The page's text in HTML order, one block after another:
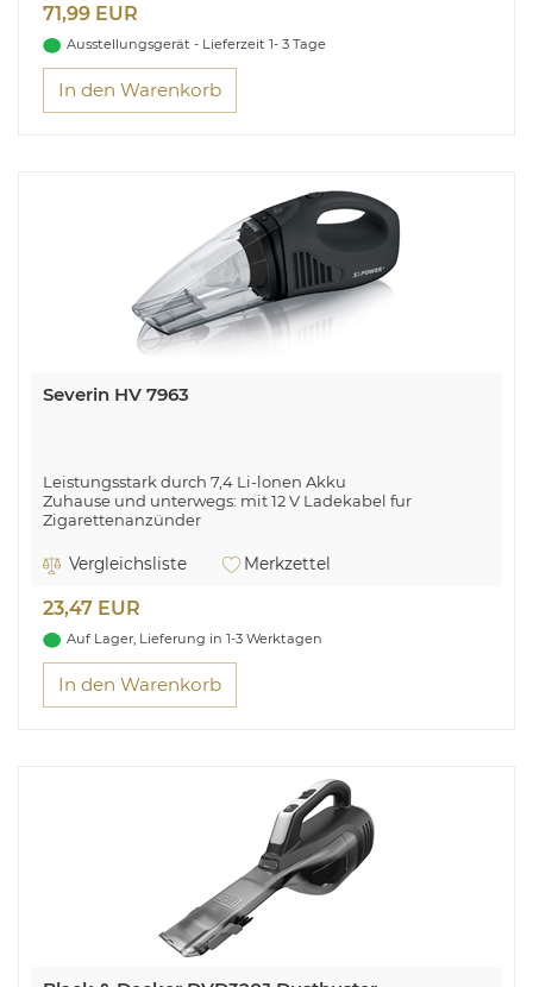
Ladekontrollleuchte
2-in-1 Fugen- und Möbelbürste, Polsterdüse
71,99 EUR
Ausstellungsgerät - Lieferzeit 1- 3 Tage
In den Warenkorb
Severin HV 7963
Leistungsstark durch 7,4 Li-lonen Akku
Zuhause und unterwegs: mit 12 V Ladekabel fur
Zigarettenanzünder
Einfache Behälterentleerung auf Knopfdruck
Permanent-Filter - leicht zu reinigen
Vergleichsliste Merkzettel
23,47 EUR
Auf Lager, Lieferung in 1-3 Werktagen
In den Warenkorb